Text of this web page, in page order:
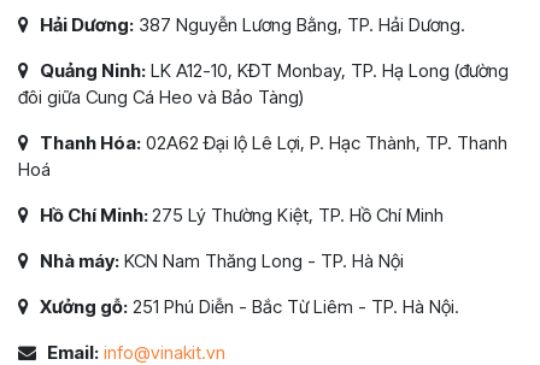
Hải Dương: 387 Nguyễn Lương Bằng, TP. Hải Dương.
Quảng Ninh: LK A12-10, KĐT Monbay, TP. Hạ Long (đường
đôi giữa Cung Cá Heo và Bảo Tàng)
Thanh Hóa: 02A62 Đại lộ Lê Lợi, P. Hạc Thành, TP. Thanh
Hoá
Hồ Chí Minh:275 Lý Thường Kiệt, TP. Hồ Chí Minh
Nhà máy: KCN Nam Thăng Long - TP. Hà Nội
Xưởng gỗ: 251 Phú Diễn - Bắc Từ Liêm - TP. Hà Nội.
Email: info@vinakit.vn